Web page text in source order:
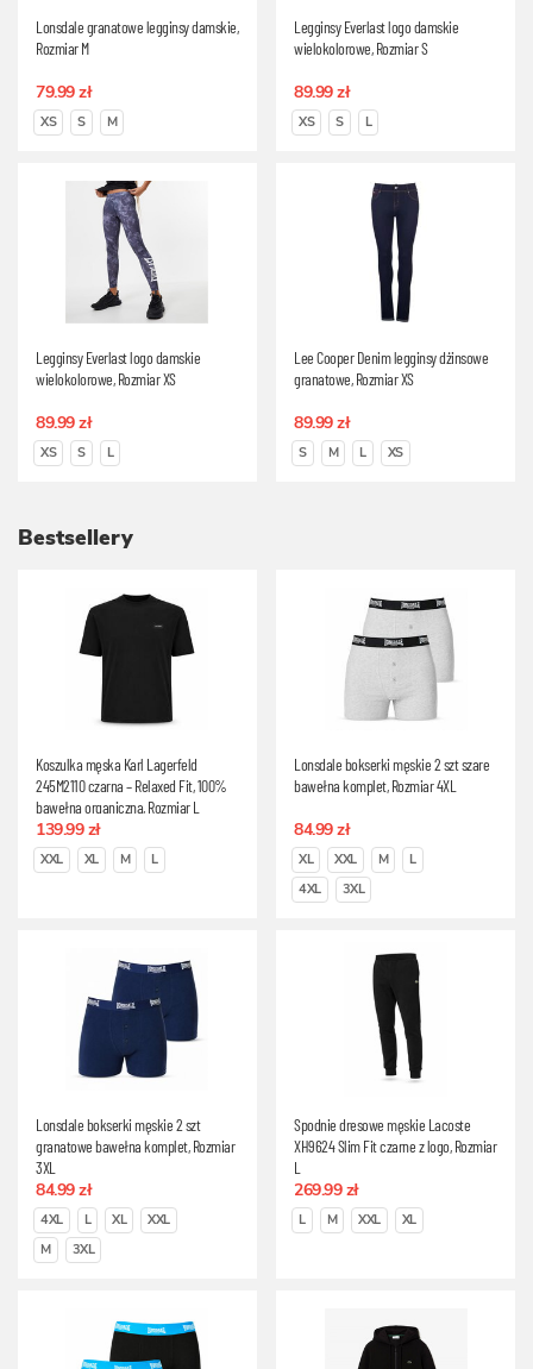
Lonsdale granatowe legginsy damskie,
Rozmiar M
79.99 zł
XS S M
Legginsy Everlast logo damskie
wielokolorowe, Rozmiar S
89.99 zł
XS S L
Legginsy Everlast logo damskie
wielokolorowe, Rozmiar XS
89.99 zł
XS S L
Lee Cooper Denim legginsy dżinsowe
granatowe, Rozmiar XS
89.99 zł
S M L XS
Bestsellery
Koszulka męska Karl Lagerfeld
245M2110 czarna – Relaxed Fit, 100%
bawełna organiczna, Rozmiar L
139.99 zł
XXL XL M L
Lonsdale bokserki męskie 2 szt szare
bawełna komplet, Rozmiar 4XL
84.99 zł
XL XXL M
L
4XL
3XL
Lonsdale bokserki męskie 2 szt
granatowe bawełna komplet, Rozmiar
3XL
84.99 zł
4XL L XL
XXL
M
3XL
Spodnie dresowe męskie Lacoste
XH9624 Slim Fit czarne z logo, Rozmiar
L
269.99 zł
L M XXL XL